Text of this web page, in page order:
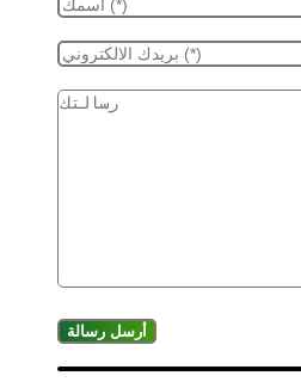
أرسل رسالة